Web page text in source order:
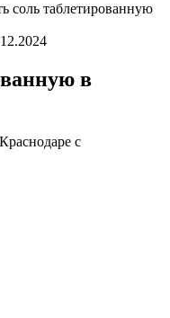
соль таблетированную
в